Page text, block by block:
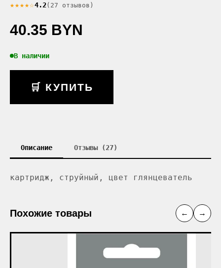
★★★★☆4.2(27 отзывов)
40.35 BYN
В наличии
🛒 КУПИТЬ
Описание Отзывы (27)
картридж, струйный, цвет глянцеватель
Похожие товары ← →